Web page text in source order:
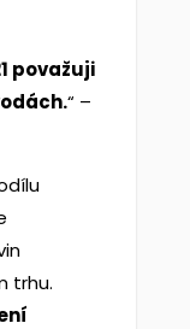
považuji
“ –
trhu.